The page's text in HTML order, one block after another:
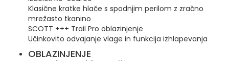
Klasične kratke hlače s spodnjim perilom z zračno
mrežasto tkanino
SCOTT +++ Trail Pro oblazinjenje
Učinkovito odvajanje vlage in funkcija izhlapevanja
OBLAZINJENJE